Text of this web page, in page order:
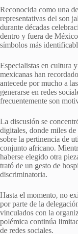
Reconocida como una
representativas del son
durante décadas
dentro y fuera de
símbolos más
Especialistas en cultura
mexicanas han
antecede por mucho a
generarse en redes
frecuentemente son
La discusión se
digitales, donde miles
sobre la pertinencia de
conjunto africano.
haberse elegido otra
trató de un gesto de
discriminatoria.
Hasta el momento, no
por parte de la
vinculados con la
polémica continúa
de redes sociales.